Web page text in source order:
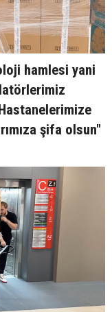
hamlesi yani
şifa olsun"